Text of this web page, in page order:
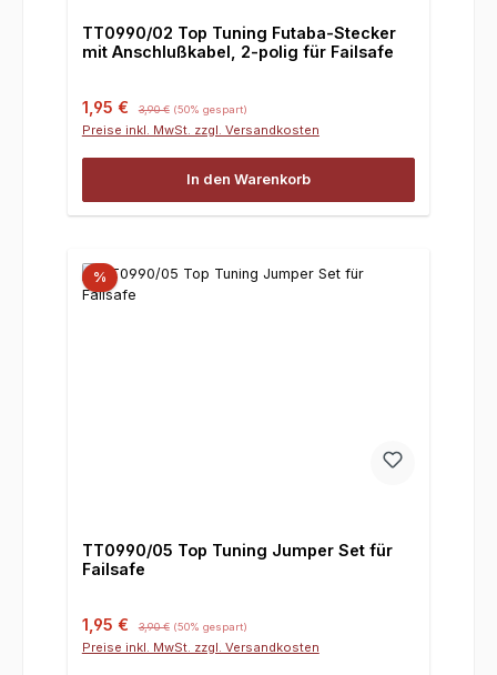
TT0990/02 Top Tuning Futaba-Stecker
mit Anschlußkabel, 2-polig für Failsafe
Verkaufspreis:
1,95 € 3,90 € (50% gespart)
Preise inkl. MwSt. zzgl. Versandkosten
In den Warenkorb
%
TT0990/05 Top Tuning Jumper Set für
Failsafe
Verkaufspreis:
1,95 € Regulärer Preis:
3,90 € (50% gespart)
Preise inkl. MwSt. zzgl. Versandkosten